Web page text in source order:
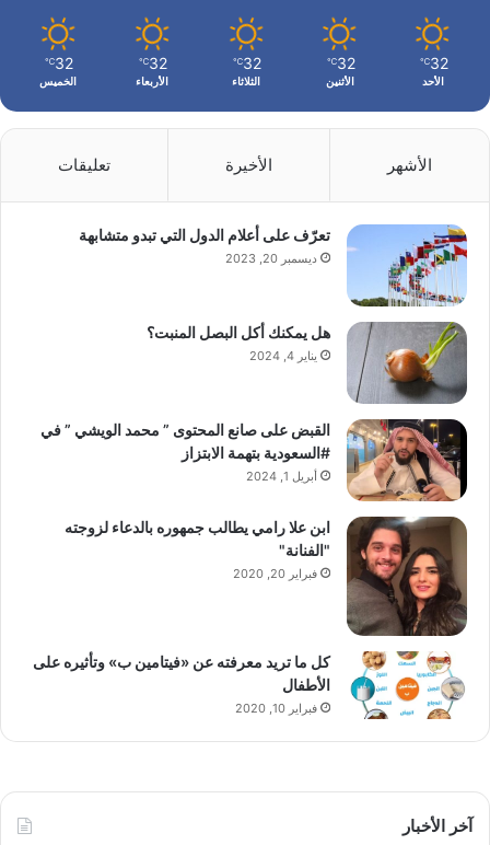
32
℃
الأحد
32
℃
الأثنين
32
℃
الثلاثاء
32
℃
الأربعاء
32
℃
الخميس
الأشهر الأخيرة تعليقات
تعرّف على أعلام الدول التي تبدو متشابهة
ديسمبر 20, 2023
هل يمكنك أكل البصل المنبت؟
يناير 4, 2024
القبض على صانع المحتوى ” محمد الويشي ” في
#السعودية بتهمة الابتزاز
أبريل 1, 2024
ابن علا رامي يطالب جمهوره بالدعاء لزوجته
"الفنانة"
فبراير 20, 2020
كل ما تريد معرفته عن «فيتامين ب» وتأثيره على
الأطفال
فبراير 10, 2020
آخر الأخبار